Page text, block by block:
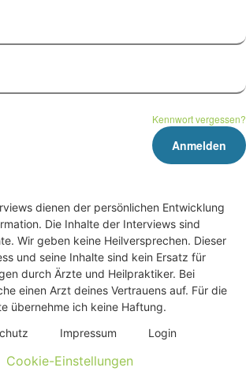
Kennwort vergessen?
dienen der persönlichen Entwicklung
Die Inhalte der Interviews sind
Wir geben keine Heilversprechen. Dieser
und seine Inhalte sind kein Ersatz für
durch Ärzte und Heilpraktiker. Bei
einen Arzt deines Vertrauens auf. Für die
übernehme ich keine Haftung.
Impres­sum Log­in
Cookie-Einstellungen